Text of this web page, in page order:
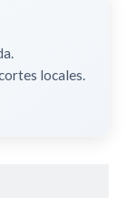
locales.